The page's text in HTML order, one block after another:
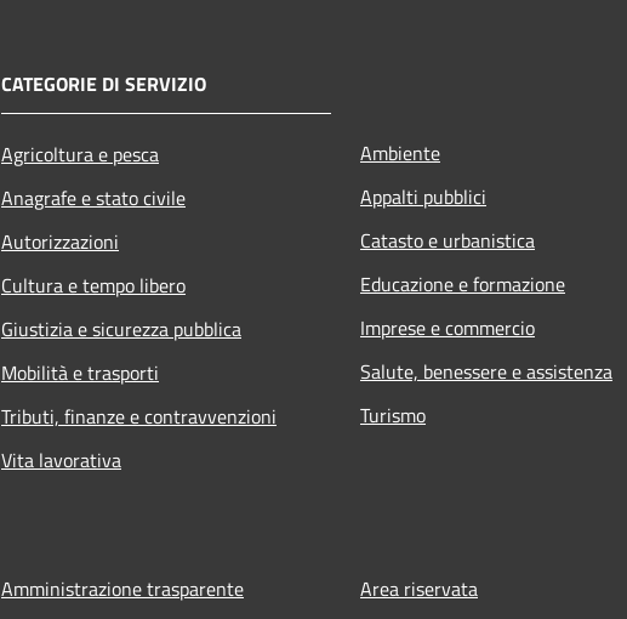
CATEGORIE DI SERVIZIO
Agricoltura e pesca
Anagrafe e stato civile
Autorizzazioni
Cultura e tempo libero
Giustizia e sicurezza pubblica
Mobilità e trasporti
Tributi, finanze e contravvenzioni
Vita lavorativa
Ambiente
Appalti pubblici
Catasto e urbanistica
Educazione e formazione
Imprese e commercio
Salute, benessere e assistenza
Turismo
Amministrazione trasparente
Area riservata